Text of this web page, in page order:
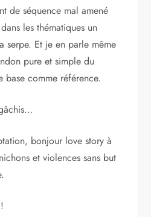
de séquence mal amené
les thématiques un
serpe. Et je en parle même
pure et simple du
base comme référence.
bonjour love story à
et violences sans but